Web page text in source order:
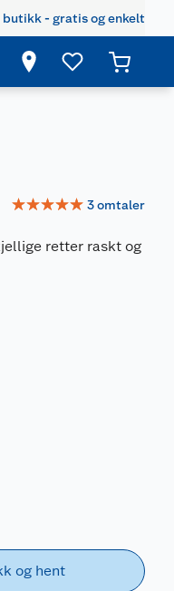
butikk - gratis og enkelt
☆☆☆☆☆ 3omtaler
retter raskt og
og hent